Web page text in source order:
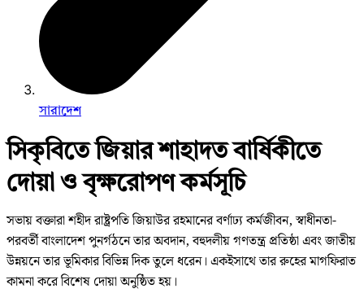
সারাদেশ
সিকৃবিতে জিয়ার শাহাদত বার্ষিকীতে
দোয়া ও বৃক্ষরোপণ কর্মসূচি
সভায় বক্তারা শহীদ রাষ্ট্রপতি জিয়াউর রহমানের বর্ণাঢ্য কর্মজীবন, স্বাধীনতা-
পরবর্তী বাংলাদেশ পুনর্গঠনে তার অবদান, বহুদলীয় গণতন্ত্র প্রতিষ্ঠা এবং জাতীয়
উন্নয়নে তার ভূমিকার বিভিন্ন দিক তুলে ধরেন। একইসাথে তার রুহের মাগফিরাত
কামনা করে বিশেষ দোয়া অনুষ্ঠিত হয়।